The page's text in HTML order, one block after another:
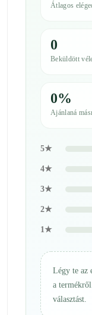
Átlagos
0
Beküldött
0%
Ajánlaná
5★
4★
3★
2★
1★
Légy te az
a
választást.